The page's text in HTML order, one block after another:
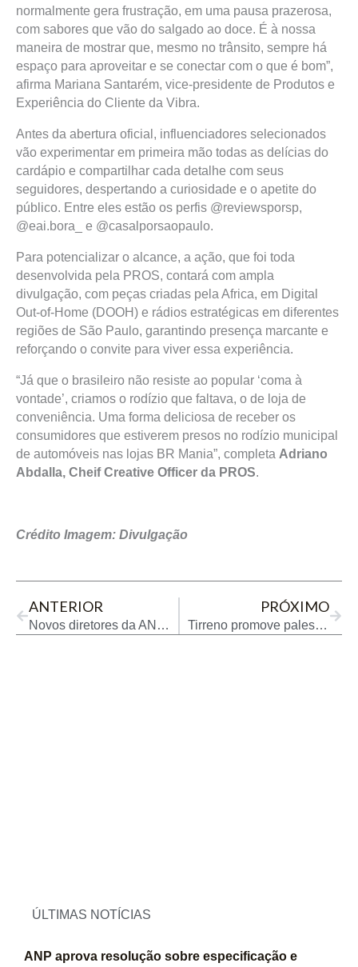
normalmente gera frustração, em uma pausa prazerosa,
com sabores que vão do salgado ao doce. É à nossa
maneira de mostrar que, mesmo no trânsito, sempre há
espaço para aproveitar e se conectar com o que é bom”,
afirma Mariana Santarém, vice-presidente de Produtos e
Experiência do Cliente da Vibra.
Antes da abertura oficial, influenciadores selecionados
vão experimentar em primeira mão todas as delícias do
cardápio e compartilhar cada detalhe com seus
seguidores, despertando a curiosidade e o apetite do
público. Entre eles estão os perfis @reviewsporsp,
@eai.bora_ e @casalporsaopaulo.
Para potencializar o alcance, a ação, que foi toda
desenvolvida pela PROS, contará com ampla
divulgação, com peças criadas pela Africa, em Digital
Out-of-Home (DOOH) e rádios estratégicas em diferentes
regiões de São Paulo, garantindo presença marcante e
reforçando o convite para viver essa experiência.
“Já que o brasileiro não resiste ao popular ‘coma à
vontade’, criamos o rodízio que faltava, o de loja de
conveniência. Uma forma deliciosa de receber os
consumidores que estiverem presos no rodízio municipal
de automóveis nas lojas BR Mania”, completa Adriano
Abdalla, Cheif Creative Officer da PROS.
Crédito Imagem: Divulgação
ANTERIOR
Novos diretores da ANP devem reforçar agenda de combate às irregularidades no setor de combustíveis, destaca ICL
PRÓXIMO
Tirreno promove palestra gratuita sobre “Produtividade Máxima com Lubrificação Industrial Eficaz”
ÚLTIMAS NOTÍCIAS
ANP aprova resolução sobre especificação e